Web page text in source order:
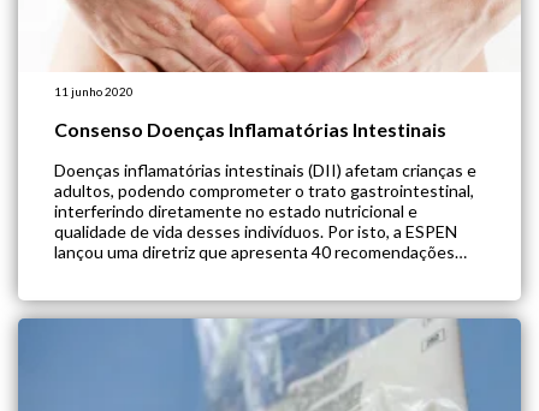
11 junho 2020
Consenso Doenças Inflamatórias Intestinais
Doenças inflamatórias intestinais (DII) afetam crianças e
adultos, podendo comprometer o trato gastrointestinal,
interferindo diretamente no estado nutricional e
qualidade de vida desses indivíduos. Por isto, a ESPEN
lançou uma diretriz que apresenta 40 recomendações
de frutas e […]